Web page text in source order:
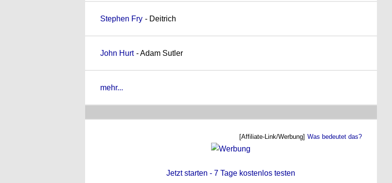
Stephen Fry - Deitrich
John Hurt- Adam Sutler
mehr...
[Affiliate-Link/Werbung] Was bedeutet das?
Jetzt starten - 7 Tage kostenlos testen